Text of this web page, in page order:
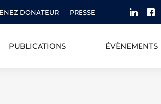
DONATEUR PRESSE
PUBLICATIONS ÉVÈNEMENTS